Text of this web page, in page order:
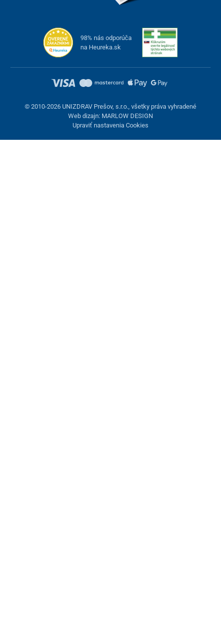
98% nás odporúča
na Heureka.sk
© 2010-2026 UNIZDRAV Prešov, s.r.o., všetky práva vyhradené
Web dizajn: MARLOW DESIGN
Upraviť nastavenia Cookies